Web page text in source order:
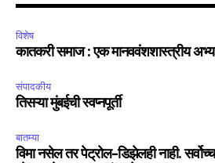
विशेष
कातकरी समाज : एक मानववंशशास्त्रीय
संपादकीय
तिसऱ्या मुंबईची स्वप्नपूर्ती
बातम्या
विमा नसेल तर पेट्रोल-डिझेलही नाही. सर्वोच्च